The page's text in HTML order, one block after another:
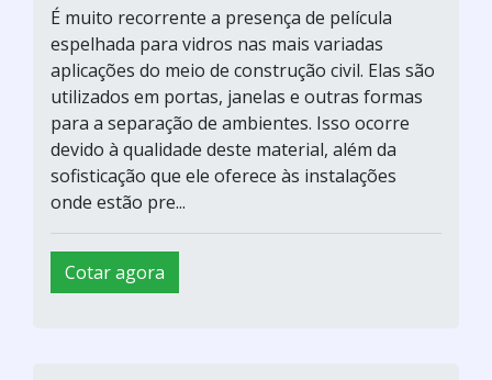
É muito recorrente a presença de película
espelhada para vidros nas mais variadas
aplicações do meio de construção civil. Elas são
utilizados em portas, janelas e outras formas
para a separação de ambientes. Isso ocorre
devido à qualidade deste material, além da
sofisticação que ele oferece às instalações
onde estão pre...
Cotar agora